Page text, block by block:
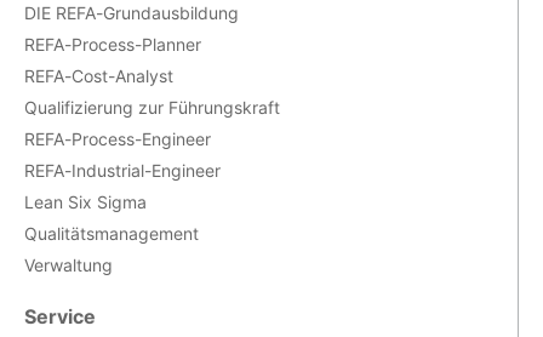
DIE REFA-Grundausbildung
REFA-Process-Planner
REFA-Cost-Analyst
Qualifizierung zur Führungskraft
REFA-Process-Engineer
REFA-Industrial-Engineer
Lean Six Sigma
Qualitätsmanagement
Verwaltung
Service